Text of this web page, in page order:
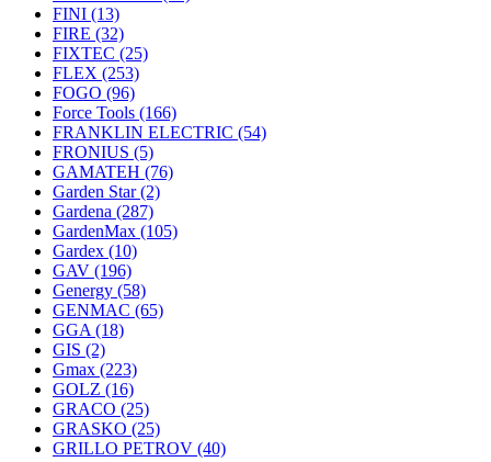
FINI (13)
FIRE (32)
FIXTEC (25)
FLEX (253)
FOGO (96)
Force Tools (166)
FRANKLIN ELECTRIC (54)
FRONIUS (5)
GAMATEH (76)
Garden Star(2)
Gardena (287)
GardenMax (105)
Gardex (10)
GAV (196)
Genergy (58)
GENMAC (65)
GGA (18)
GIS (2)
Gmax (223)
GOLZ (16)
GRACO (25)
GRASKO (25)
GRILLO PETROV (40)